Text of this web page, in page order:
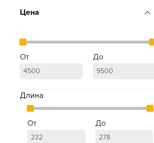
Цена
От До
Длина
От До